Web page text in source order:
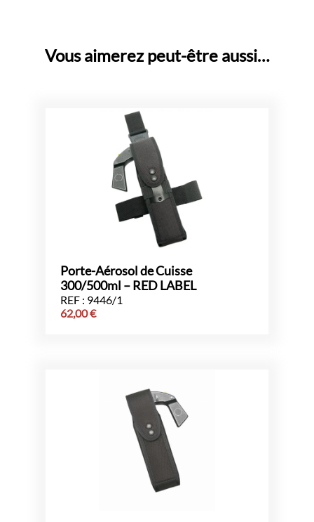
Vous aimerez peut-être aussi…
Porte-Aérosol de Cuisse
300/500ml – RED LABEL
REF : 9446/1
62,00€